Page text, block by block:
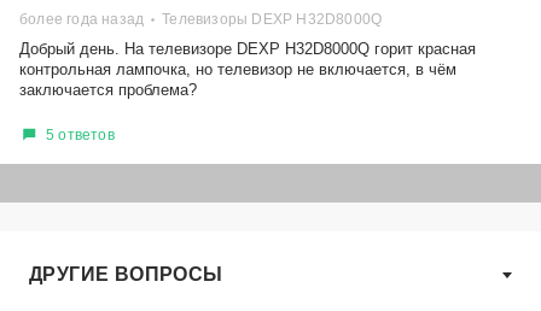
более года назад Телевизоры DEXP H32D8000Q
Добрый день. На телевизоре DEXP H32D8000Q горит красная
контрольная лампочка, но телевизор не включается, в чём
заключается проблема?
5 ответов
ДРУГИЕ ВОПРОСЫ